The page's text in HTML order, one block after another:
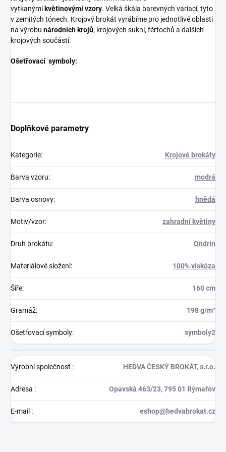
vytkanými květinovými vzory. Velká škála barevných variací, tyto
v zemitých tónech. Krojový brokát vyrábíme pro jednotlivé oblasti
na výrobu národních krojů, krojových sukní, fěrtochů a dalších
krojových součástí.
Ošetřovací symboly:
Doplňkové parametry
Kategorie: Krojové brokáty
Barva vzoru: modrá
Barva osnovy: hnědá
Motiv/vzor: zahradní květiny
Druh brokátu: Ondrin
Materiálové složení: 100% viskóza
Šíře: 160 cm
Gramáž: 198 g/m²
Ošetřovací symboly: symboly2
Výrobní společnost : HEDVA ČESKÝ BROKÁT, s.r.o.
Adresa : Opavská 463/23, 795 01 Rýmařov
E-mail : eshop@hedvabrokat.cz